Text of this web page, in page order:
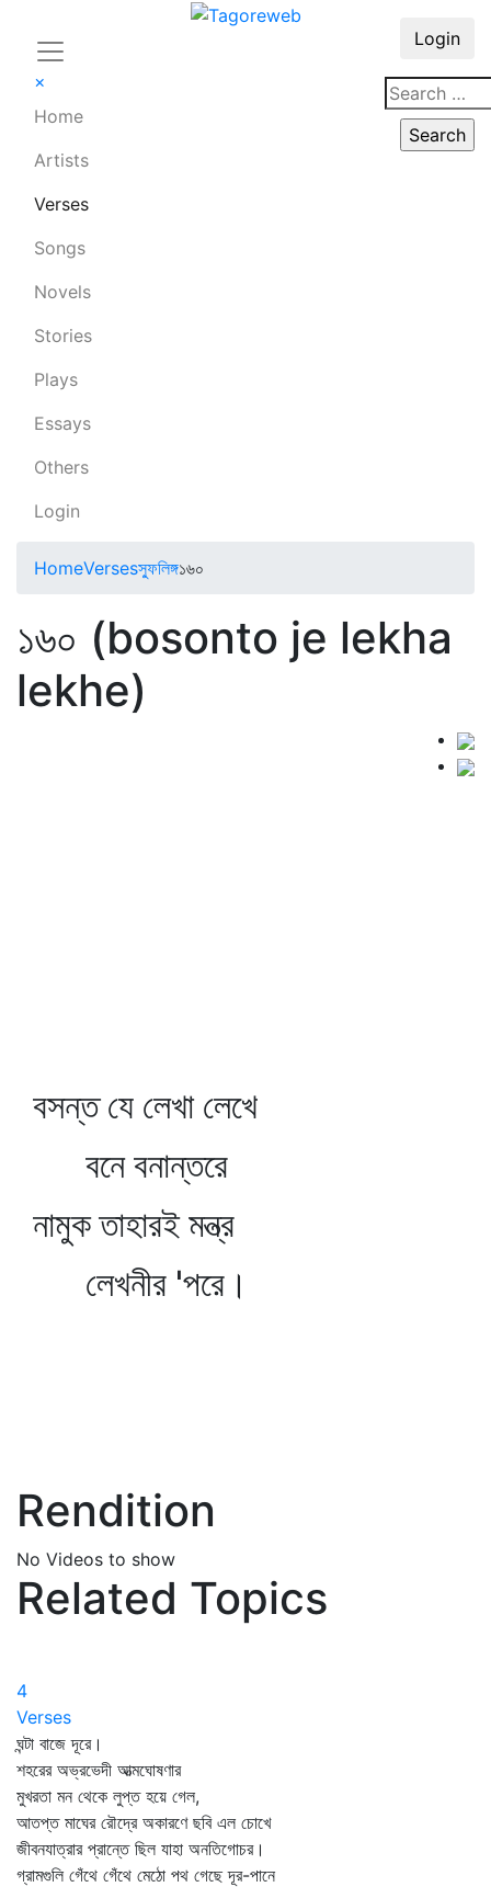
×
Home
Artists
Verses
Songs
Novels
Stories
Plays
Essays
Others
Login
Login
HomeVersesস্ফুলিঙ্গ১৬০
১৬০ (bosonto je lekha
lekhe)
বসন্ত যে লেখা লেখে
বনে বনান্তরে
নামুক তাহারই মন্ত্র
লেখনীর 'পরে।
Rendition
No Videos to show
Related Topics
4
Verses
ঘন্টা বাজে দূরে।
শহরের অভ্রভেদী আত্মঘোষণার
মুখরতা মন থেকে লুপ্ত হয়ে গেল,
আতপ্ত মাঘের রৌদ্রে অকারণে ছবি এল চোখে
জীবনযাত্রার প্রান্তে ছিল যাহা অনতিগোচর।
গ্রামগুলি গেঁথে গেঁথে মেঠো পথ গেছে দূর-পানে